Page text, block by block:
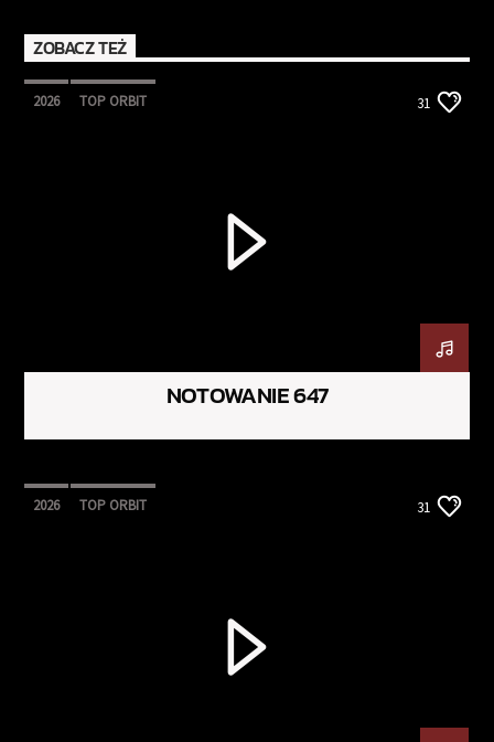
ZOBACZ TEŻ
2026 TOP ORBIT 31
NOTOWANIE 647
2026 TOP ORBIT 31